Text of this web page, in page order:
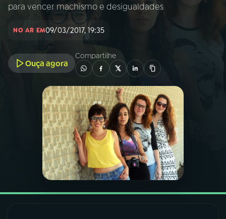
AO VIVO
INÍCIO
PROGRAMAÇÃO
PROGRAMAS
PODCASTS
para vencer machismo e desigualdades
NO AR EM09/03/2017, 19:35
Ouça agora
Compartilhe